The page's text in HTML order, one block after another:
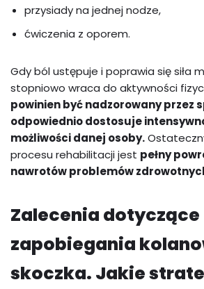
przysiady na jednej nodze,
ćwiczenia z oporem.
Gdy ból ustępuje i poprawia się siła
stopniowo wraca do aktywności
powinien być nadzorowany przez
odpowiednio dostosuje
możliwości danej osoby.
procesu rehabilitacji jest pełny
nawrotów problemów
Zalecenia dotyczące
zapobiegania
skoczka. Jakie